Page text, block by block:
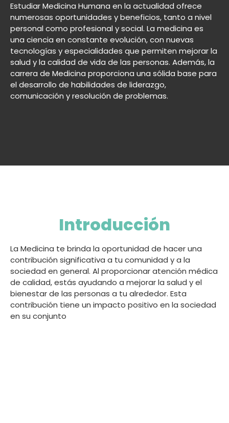
Estudiar Medicina Humana en la actualidad ofrece
numerosas oportunidades y beneficios, tanto a nivel
personal como profesional y social. La medicina es
una ciencia en constante evolución, con nuevas
tecnologías y especialidades que permiten mejorar la
salud y la calidad de vida de las personas. Además, la
carrera de Medicina proporciona una sólida base para
el desarrollo de habilidades de liderazgo,
comunicación y resolución de problemas.
Introducción
La Medicina te brinda la oportunidad de hacer una
contribución significativa a tu comunidad y a la
sociedad en general. Al proporcionar atención médica
de calidad, estás ayudando a mejorar la salud y el
bienestar de las personas a tu alrededor. Esta
contribución tiene un impacto positivo en la sociedad
en su conjunto